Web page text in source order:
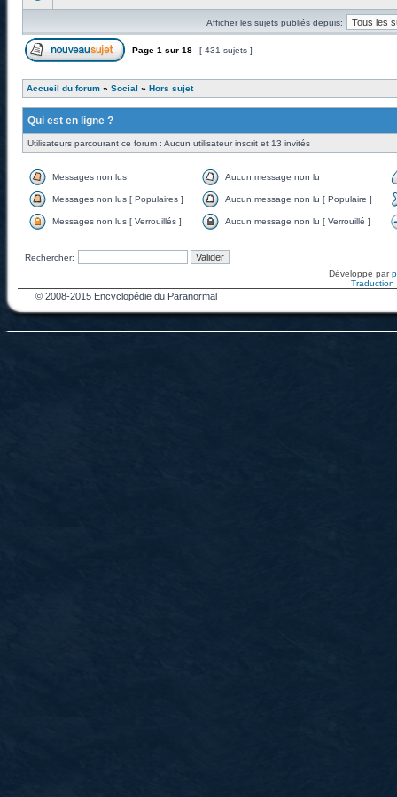
Afficher les sujets publiés depuis:
Page 1 sur 18 [ 431 sujets ]
Accueil du forum » Social » Hors sujet
Qui est en ligne ?
Utilisateurs parcourant ce forum : Aucun utilisateur inscrit et 13 invités
Messages non lus Aucun message non lu
Messages non lus [ Populaires ] Aucun message non lu [ Populaire ]
Messages non lus [ Verrouillés ] Aucun message non lu [ Verrouillé ]
Rechercher:
Développé par
Traduction
© 2008-2015 Encyclopédie du Paranormal